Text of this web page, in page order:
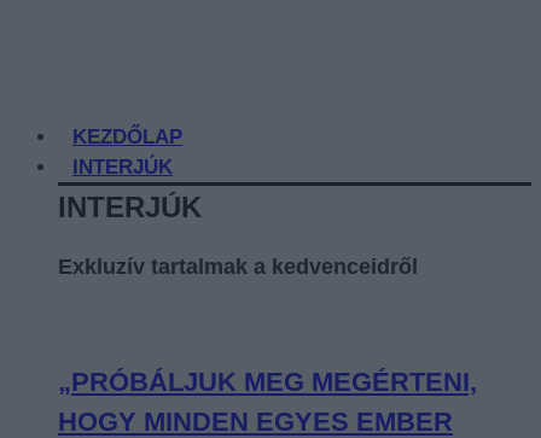
KEZDŐLAP
INTERJÚK
INTERJÚK
Exkluzív tartalmak a kedvenceidről
„PRÓBÁLJUK MEG MEGÉRTENI,
HOGY MINDEN EGYES EMBER